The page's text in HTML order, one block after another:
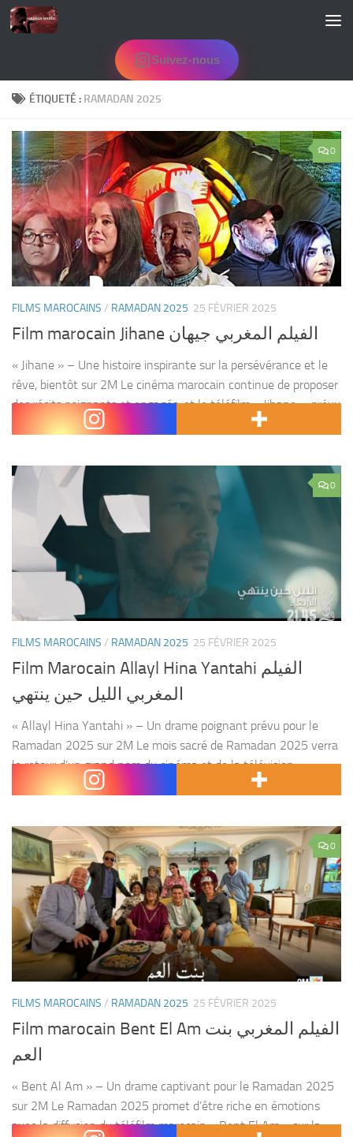
Skip to content
Suivez-nous
ÉTIQUETÉ : RAMADAN 2025
0
FILMS MAROCAINS / RAMADAN 2025 25 FÉVRIER 2025
Film marocain Jihane الفيلم المغربي جيهان
« Jihane » – Une histoire inspirante sur la persévérance et le
rêve, bientôt sur 2M Le cinéma marocain continue de proposer
des récits poignants et engagés, et le téléfilm « Jihane », prévu
pour le Ramadan 2025...
0
FILMS MAROCAINS / RAMADAN 2025 25 FÉVRIER 2025
Film Marocain Allayl Hina Yantahi الفيلم
المغربي الليل حين ينتهي
« Allayl Hina Yantahi » – Un drame poignant prévu pour le
Ramadan 2025 sur 2M Le mois sacré de Ramadan 2025 verra
le retour d’un grand nom du cinéma et de la télévision
marocaine :...
0
FILMS MAROCAINS / RAMADAN 2025 25 FÉVRIER 2025
Film marocain Bent El Am الفيلم المغربي بنت
العم
« Bent Al Am » – Un drame captivant pour le Ramadan 2025
sur 2M Le Ramadan 2025 promet d’être riche en émotions
avec la diffusion du téléfilm marocain « Bent El Am » sur la